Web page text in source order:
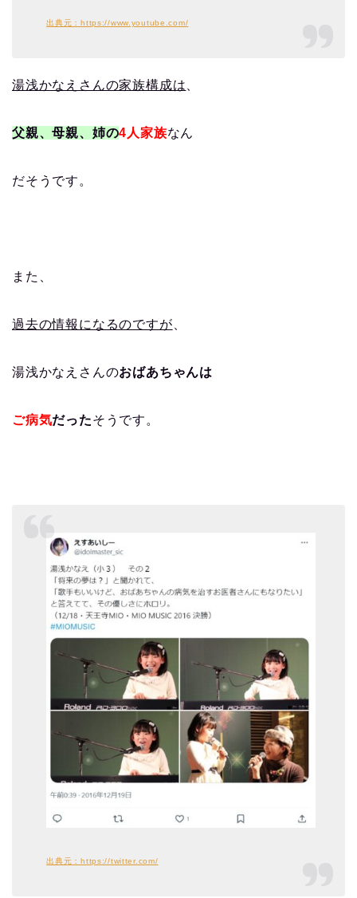
出典元：https://www.youtube.com/
湯浅かなえさんの家族構成は
父親、母親、姉の4人家族なん
だそうです。
また、
過去の情報になるのですが
湯浅かなえさんのおばあちゃんは
ご病気だったそうです。
出典元：https://twitter.com/